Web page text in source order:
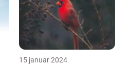
15 januar 2024